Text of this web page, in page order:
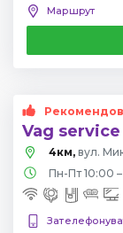
Маршрут
Vag service
4км, вул.
Пн-Пт 10:00